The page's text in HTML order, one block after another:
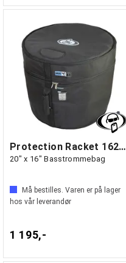
Protection Racket 1620-00
20" x 16" Basstrommebag
Må bestilles. Varen er på lager
hos vår leverandør
1 195,-